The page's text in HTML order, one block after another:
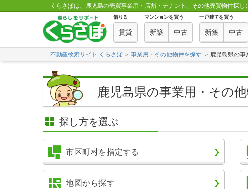
くらさぽは、鹿児島の売買事業用・店舗・テナント、その他売買物件探し
借りる
賃貸
マンションを買う
新築 中古
一戸建てを買う
新築 中古
不動産検索サイト くらさぽ 事業用・その他物件を探す 鹿児島県の事
鹿児島県の事業用・その
探し方を選ぶ
市区町村を指定する
地図から探す